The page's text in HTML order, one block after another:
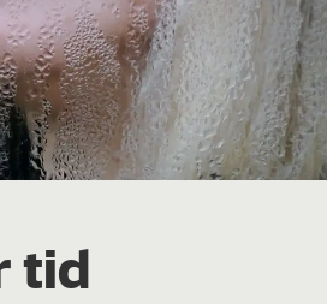
tid